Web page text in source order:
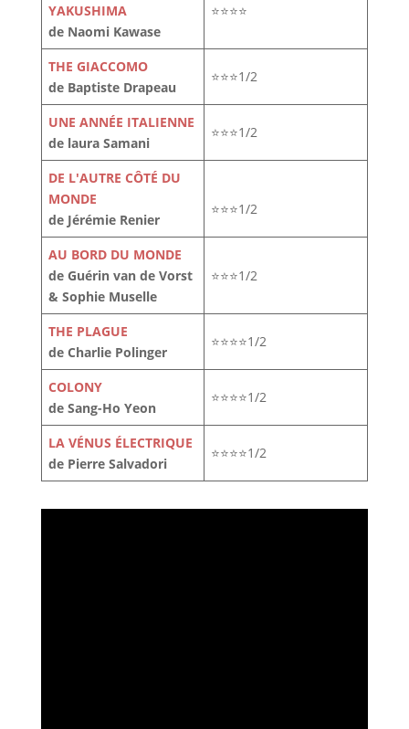
YAKUSHIMA
de Naomi Kawase
⭐⭐⭐⭐
THE GIACCOMO
de Baptiste Drapeau
⭐⭐⭐1/2
UNE ANNÉE ITALIENNE
de laura Samani
⭐⭐⭐1/2
DE L'AUTRE CÔTÉ DU
MONDE
de Jérémie Renier
⭐⭐⭐1/2
AU BORD DU MONDE
de Guérin van de Vorst
& Sophie Muselle
⭐⭐⭐1/2
THE PLAGUE
de Charlie Polinger
⭐⭐⭐⭐1/2
COLONY
de Sang-Ho Yeon
⭐⭐⭐⭐1/2
LA VÉNUS ÉLECTRIQUE
de Pierre Salvadori
⭐⭐⭐⭐1/2